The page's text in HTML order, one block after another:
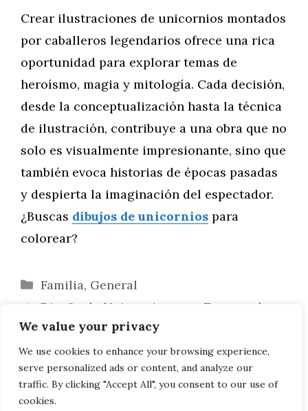
We value your privacy
We use cookies to enhance your browsing experience,
serve personalized ads or content, and analyze our
traffic. By clicking "Accept All", you consent to our use of
cookies.
Crear ilustraciones de unicornios montados
por caballeros legendarios ofrece una rica
oportunidad para explorar temas de
heroísmo, magia y mitología. Cada decisión,
desde la conceptualización hasta la técnica
de ilustración, contribuye a una obra que no
solo es visualmente impresionante, sino que
también evoca historias de épocas pasadas
y despierta la imaginación del espectador.
¿Buscas dibujos de unicornios para
colorear?
Categorías
Familia, General
Diseño de Unicornios para Estampados
de Ropa: Una Guía Creativa
Ilustrando Unicornios en Aventuras
Épicas